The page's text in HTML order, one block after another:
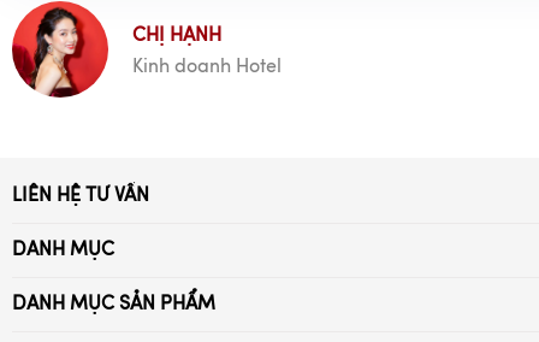
CHỊ HẠNH
Kinh doanh Hotel
DANH MỤC SẢN PHẨM
DANH MỤC
LIÊN HỆ TƯ VẤN
0869.294.028 - 032.976.4052